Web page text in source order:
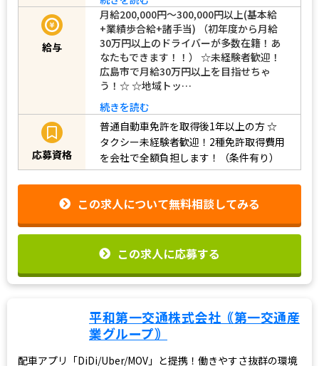
続きを読む
月給200,000円～300,000円以上(基本給
+業績歩合給+諸手当) （初年度から月給
30万円以上のドライバーが多数在籍！あ
なたもできます！！） ☆未経験者歓迎！
広島市で月給30万円以上を目指せちゃ
う！☆ ☆地域トッ…
続きを読む
応募資格
普通自動車免許を取得後1年以上の方☆
タクシー未経験者歓迎！2種免許取得費用
を会社で全額負担します！（条件有り）
平和第一交通株式会社｟第一交通産